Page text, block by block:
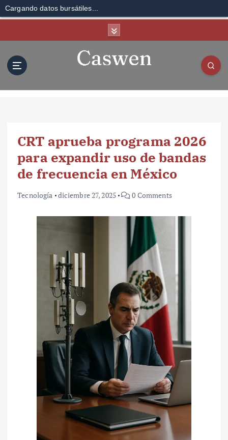
Cargando datos bursátiles...
CRT aprueba programa 2026
para expandir uso de bandas
de frecuencia en México
Tecnología diciembre 27, 2025 0 Comments